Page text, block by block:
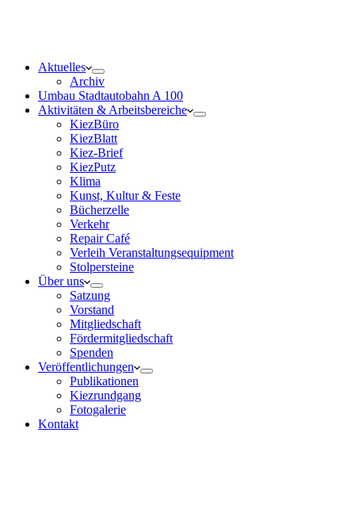
Aktuelles
Archiv
Umbau Stadtautobahn A 100
Aktivitäten & Arbeitsbereiche
KiezBüro
KiezBlatt
Kiez-Brief
KiezPutz
Klima
Kunst, Kultur & Feste
Bücherzelle
Verkehr
Repair Café
Verleih Veranstaltungsequipment
Stolpersteine
Über uns
Satzung
Vorstand
Mitgliedschaft
Fördermitgliedschaft
Spenden
Veröffentlichungen
Publikationen
Kiezrundgang
Fotogalerie
Kontakt